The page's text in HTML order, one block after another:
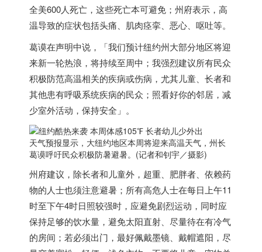
全美600人死亡，这些死亡本可避免；州府表示，高
温导致的症状包括头痛、肌肉痉挛、恶心、呕吐等。
葛谟在声明中说，「我们预计纽约州大部分地区将迎
来新一轮热浪，将持续至周中；我强烈建议所有民众
积极防范高温相关的疾病或伤病，尤其儿童、长者和
其他患有呼吸系统疾病的民众；照看好你的邻居，减
少室外活动，保持安全」。
天气预报显示，大纽约地区本周将迎来高温天气，州长
葛谟呼吁民众积极防暑避暑。(记者和钊宇／摄影)
州府建议，除长者和儿童外，超重、肥胖者、依赖药
物的人士也须注意避暑；所有高危人士在每日上午11
时至下午4时日照较强时，应避免剧烈运动，同时应
保持足够的饮水量，避免太阳直射、尽量待在有冷气
的房间；若必须出门，最好佩戴墨镜、戴帽遮阳，尽